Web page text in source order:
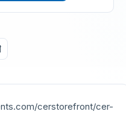
cerstorefront/cer-